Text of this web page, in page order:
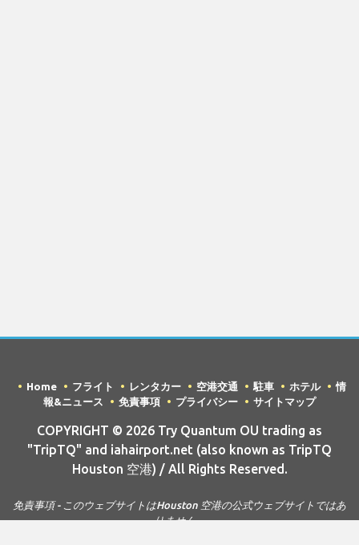
Home フライト レンタカー 空港交通 駐車 ホテル
情
報&ニュース
免責事項 プライバシー サイトマップ
COPYRIGHT © 2026 Try Quantum OU trading as
"TripTQ" and iahairport.net (also known as TripTQ
Houston 空港) / All Rights Reserved.
免責事項 - このウェブサイトはHouston 空港の公式ウェブサイトではあ
りません。